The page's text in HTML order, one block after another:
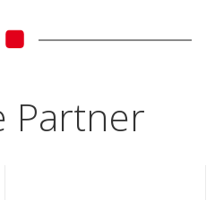
Partner